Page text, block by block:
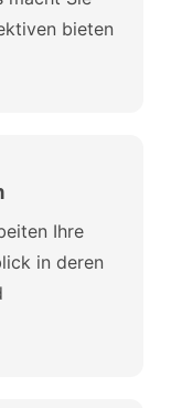
bieten
Ihre
in deren